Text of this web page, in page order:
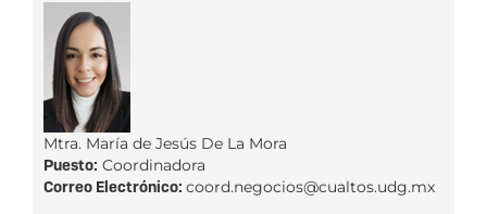
Mtra. María de Jesús De La Mora
Puesto: Coordinadora
Correo Electrónico: coord.negocios@cualtos.udg.mx